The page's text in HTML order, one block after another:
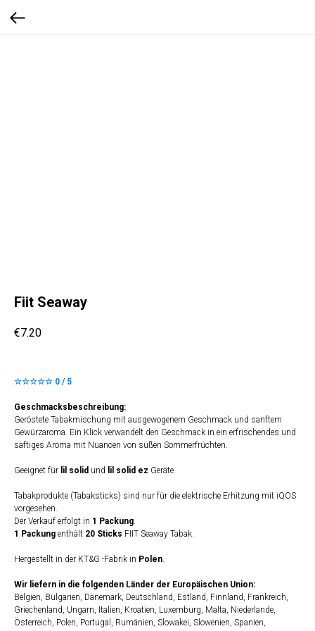
Fiit Seaway
€7.20
☆☆☆☆☆ 0 / 5
Geschmacksbeschreibung:
Geröstete Tabakmischung mit ausgewogenem Geschmack und sanftem
Gewürzaroma. Ein Klick verwandelt den Geschmack in ein erfrischendes und
saftiges Aroma mit Nuancen von süßen Sommerfrüchten.
Geeignet für lil solid und lil solid ez Geräte.
Tabakprodukte (Tabaksticks) sind nur für die elektrische Erhitzung mit iQOS
vorgesehen.
Der Verkauf erfolgt in 1 Packung.
1 Packung enthält 20 Sticks FIIT Seaway Tabak.
Hergestellt in der KT&G -Fabrik in Polen.
Wir liefern in die folgenden Länder der Europäischen Union:
Belgien, Bulgarien, Dänemark, Deutschland, Estland, Finnland, Frankreich,
Griechenland, Ungarn, Italien, Kroatien, Luxemburg, Malta, Niederlande,
Österreich, Polen, Portugal, Rumänien, Slowakei, Slowenien, Spanien,